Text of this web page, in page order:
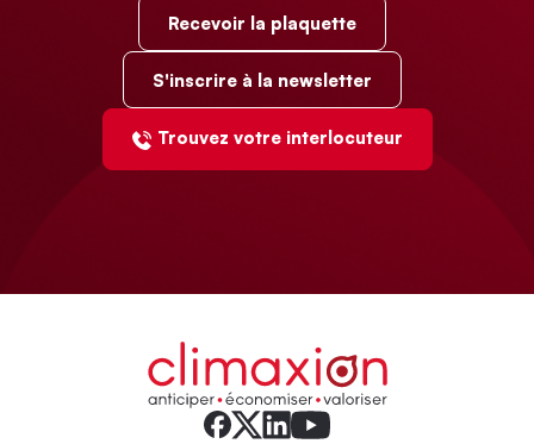
Recevoir la plaquette
S'inscrire à la newsletter
Trouvez votre interlocuteur